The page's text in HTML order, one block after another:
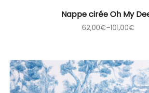
Nappe cirée Oh My
62,00€–101,00€